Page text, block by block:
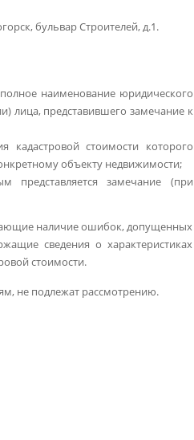
бульвар Строителей, д.1.
наименование юридического
лица, представившего замечание к
кадастровой стоимости которого
объекту недвижимости;
представляется замечание (при
наличие ошибок, допущенных
сведения о характеристиках
стоимости.
не подлежат рассмотрению.